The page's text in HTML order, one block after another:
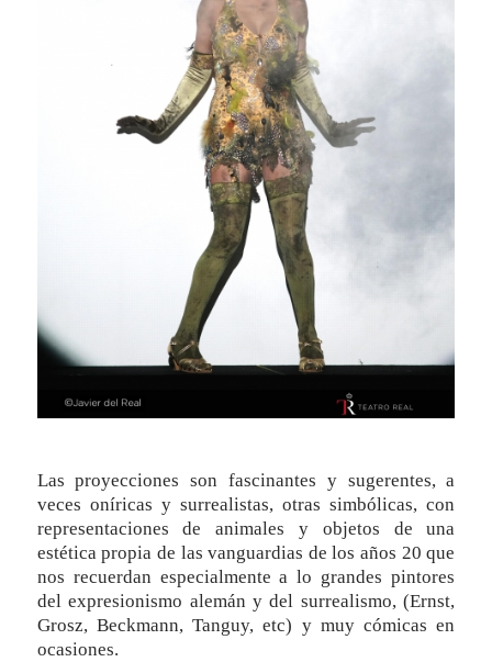
Las proyecciones son fascinantes y sugerentes, a
veces oníricas y surrealistas, otras simbólicas, con
representaciones de animales y objetos de una
estética propia de las vanguardias de los años 20 que
nos recuerdan especialmente a lo grandes pintores
del expresionismo alemán y del surrealismo, (Ernst,
Grosz, Beckmann, Tanguy, etc) y muy cómicas en
ocasiones.